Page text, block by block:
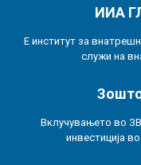
ИИА
Е институт за
служи на
Вклучувањето во
инвестиција